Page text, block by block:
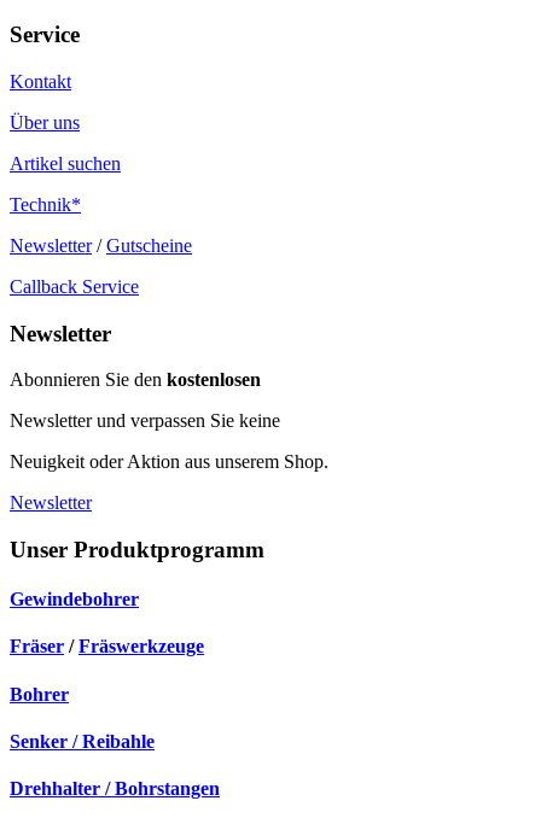
Service
Kontakt
Über uns
Artikel suchen
Technik*
Newsletter/Gutscheine
Callback Service
Newsletter
Abonnieren Sie den kostenlosen
Newsletter und verpassen Sie keine
Neuigkeit oder Aktion aus unserem Shop.
Newsletter
Unser Produktprogramm
Gewindebohrer
Fräser /Fräswerkzeuge
Bohrer
Senker / Reibahle
Drehhalter / Bohrstangen